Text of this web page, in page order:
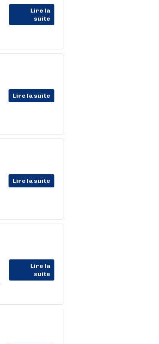
Lire la
suite
Lire la suite
Lire la suite
Lire la
suite